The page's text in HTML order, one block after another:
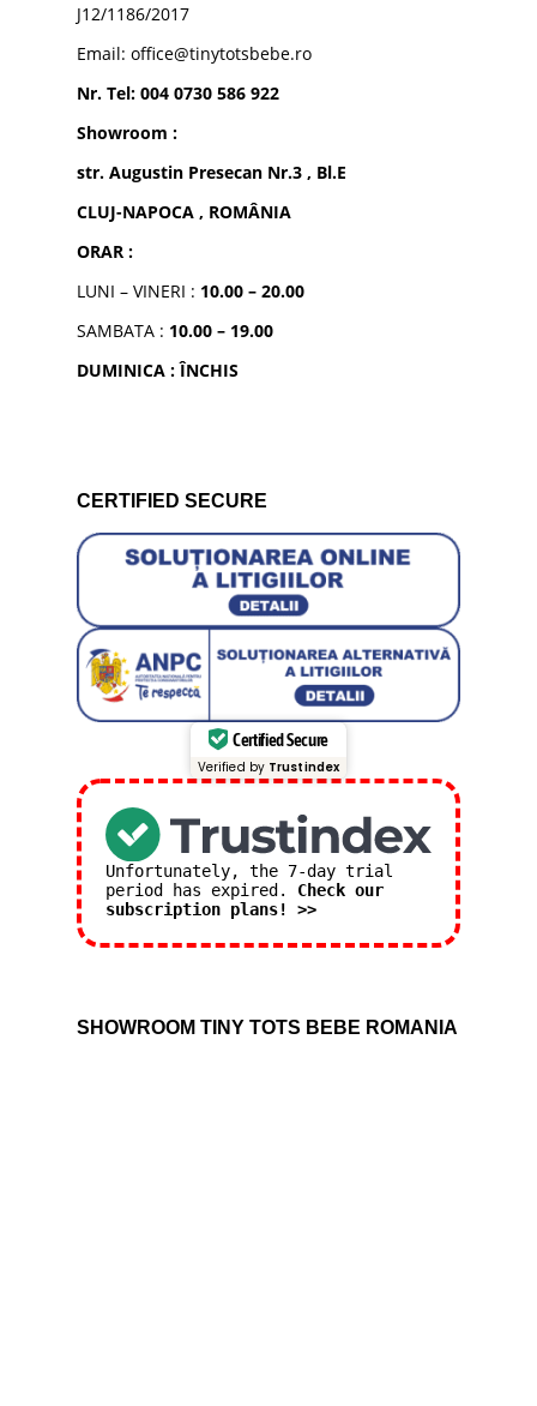
J12/1186/2017
Email: office@tinytotsbebe.ro
Nr. Tel: 004 0730 586 922
Showroom :
str. Augustin Presecan Nr.3 , Bl.E
CLUJ-NAPOCA , ROMÂNIA
ORAR :
LUNI – VINERI : 10.00 – 20.00
SAMBATA : 10.00 – 19.00
DUMINICA : ÎNCHIS
CERTIFIED SECURE
Certified Secure
Verified by Trustindex
Unfortunately, the 7-day trial
period has expired. Check our
subscription plans! >>
SHOWROOM TINY TOTS BEBE ROMANIA